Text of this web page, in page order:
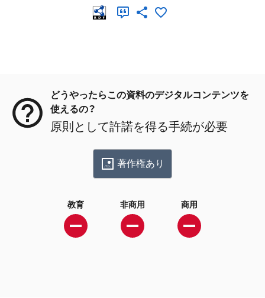
どうやったらこの資料のデジタルコンテンツを
使えるの？
原則として許諾を得る手続が必要
著作権あり
教育 非商用 商用